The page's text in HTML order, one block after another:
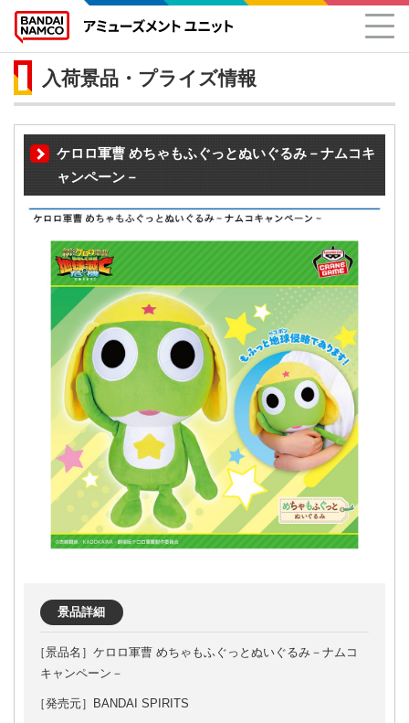
入荷景品・プライズ情報
ケロロ軍曹 めちゃもふぐっとぬいぐるみ－ナムコキ
ャンペーン－
景品詳細
ケロロ軍曹 めちゃもふぐっとぬいぐるみ－ナムコ
キャンペーン－
［発売元］BANDAI SPIRITS